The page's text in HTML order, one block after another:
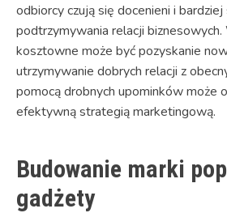
odbiorcy czują się docenieni i bardziej
podtrzymywania relacji
kosztowne może być pozyskanie
utrzymywanie dobrych relacji z
pomocą drobnych upominków może
efektywną strategią marketingową.
Budowanie marki
gadżety